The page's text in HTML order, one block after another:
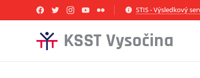
STIS - Výsledkový
KSST Vysočina